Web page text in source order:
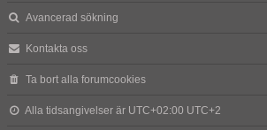
Avancerad sökning
Kontakta oss
Ta bort alla forumcookies
Alla tidsangivelser är UTC+02:00 UTC+2